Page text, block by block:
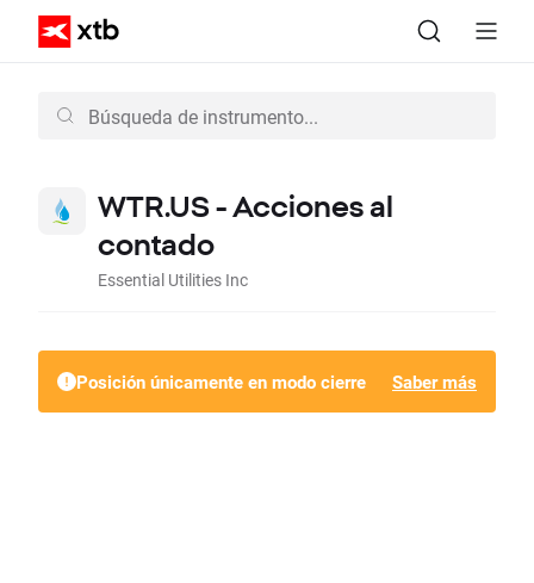
WTR.US - Acciones al
contado
Essential Utilities Inc
Posición únicamente en modo cierre Saber más